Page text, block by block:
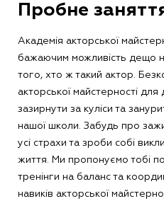
Пробне
Академія акторської
бажаючим можливість дещо
того, хто ж такий актор.
акторської майстерності
зазирнути за куліси та
нашої школи. Забудь про
усі страхи та зроби собі
життя. Ми пропонуємо тобі
тренінги на баланс та
навиків акторської